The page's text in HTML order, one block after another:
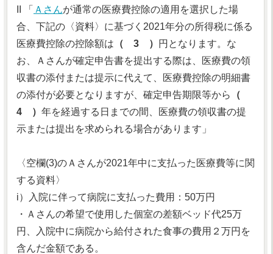
II 「 Ａさんが通常の医療費控除の適用を選択した場
合、下記の〈資料〉に基づく2021年分の所得税に係る
医療費控除の控除額は （ 3 ）
円となります。な
お、Ａさんが確定申告書を提出する際は、医療費の領
収書の添付または提示に代えて、医療費控除の明細書
の添付が必要となりますが、確定申告期限等から
（
4 ） 年を経過する日までの間、医療費の領収書の提
示または提出を求められる場合があります」
〈空欄(3)のＡさんが2021年中に支払った医療費等に関
する資料〉
i）入院に伴って病院に支払った費用：50万円
・Ａさんの希望で使用した個室の差額ベッド代25万
円、入院中に病院から給付された食事の費用２万円を
含んだ金額である。